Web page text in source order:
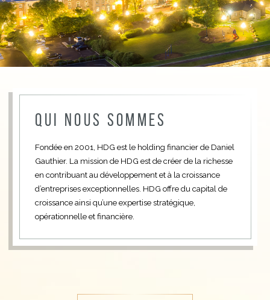
Qui nous sommes
Fondée en 2001, HDG est le holding financier de Daniel
Gauthier. La mission de HDG est de créer de la richesse
en contribuant au développement et à la croissance
d’entreprises exceptionnelles. HDG offre du capital de
croissance ainsi qu’une expertise stratégique,
opérationnelle et financière.